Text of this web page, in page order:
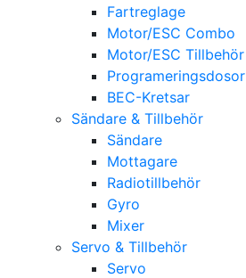
Fartreglage
Motor/ESC Combo
Motor/ESC Tillbehör
Programeringsdosor
BEC-Kretsar
Sändare & Tillbehör
Sändare
Mottagare
Radiotillbehör
Gyro
Mixer
Servo & Tillbehör
Servo